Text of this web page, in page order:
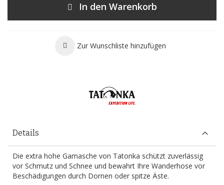
In den Warenkorb
Zur Wunschliste hinzufügen
Details
Die extra hohe Gamasche von Tatonka schützt zuverlässig
vor Schmutz und Schnee und bewahrt Ihre Wanderhose vor
Beschädigungen durch Dornen oder spitze Äste.